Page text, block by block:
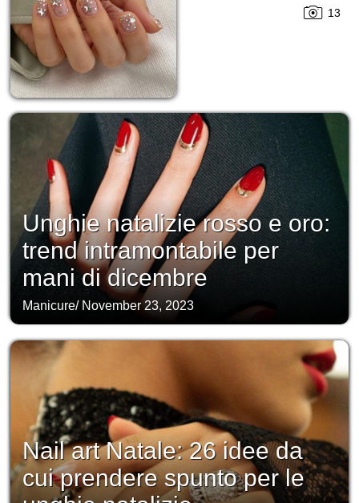
13
Unghie natalizie rosso e oro:
trend intramontabile per
mani di dicembre
Manicure/ November 23, 2023
Nail art Natale: 26 idee da
cui prendere spunto per le